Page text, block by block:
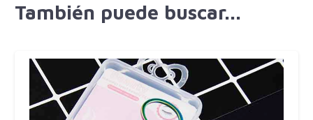
También puede buscar...